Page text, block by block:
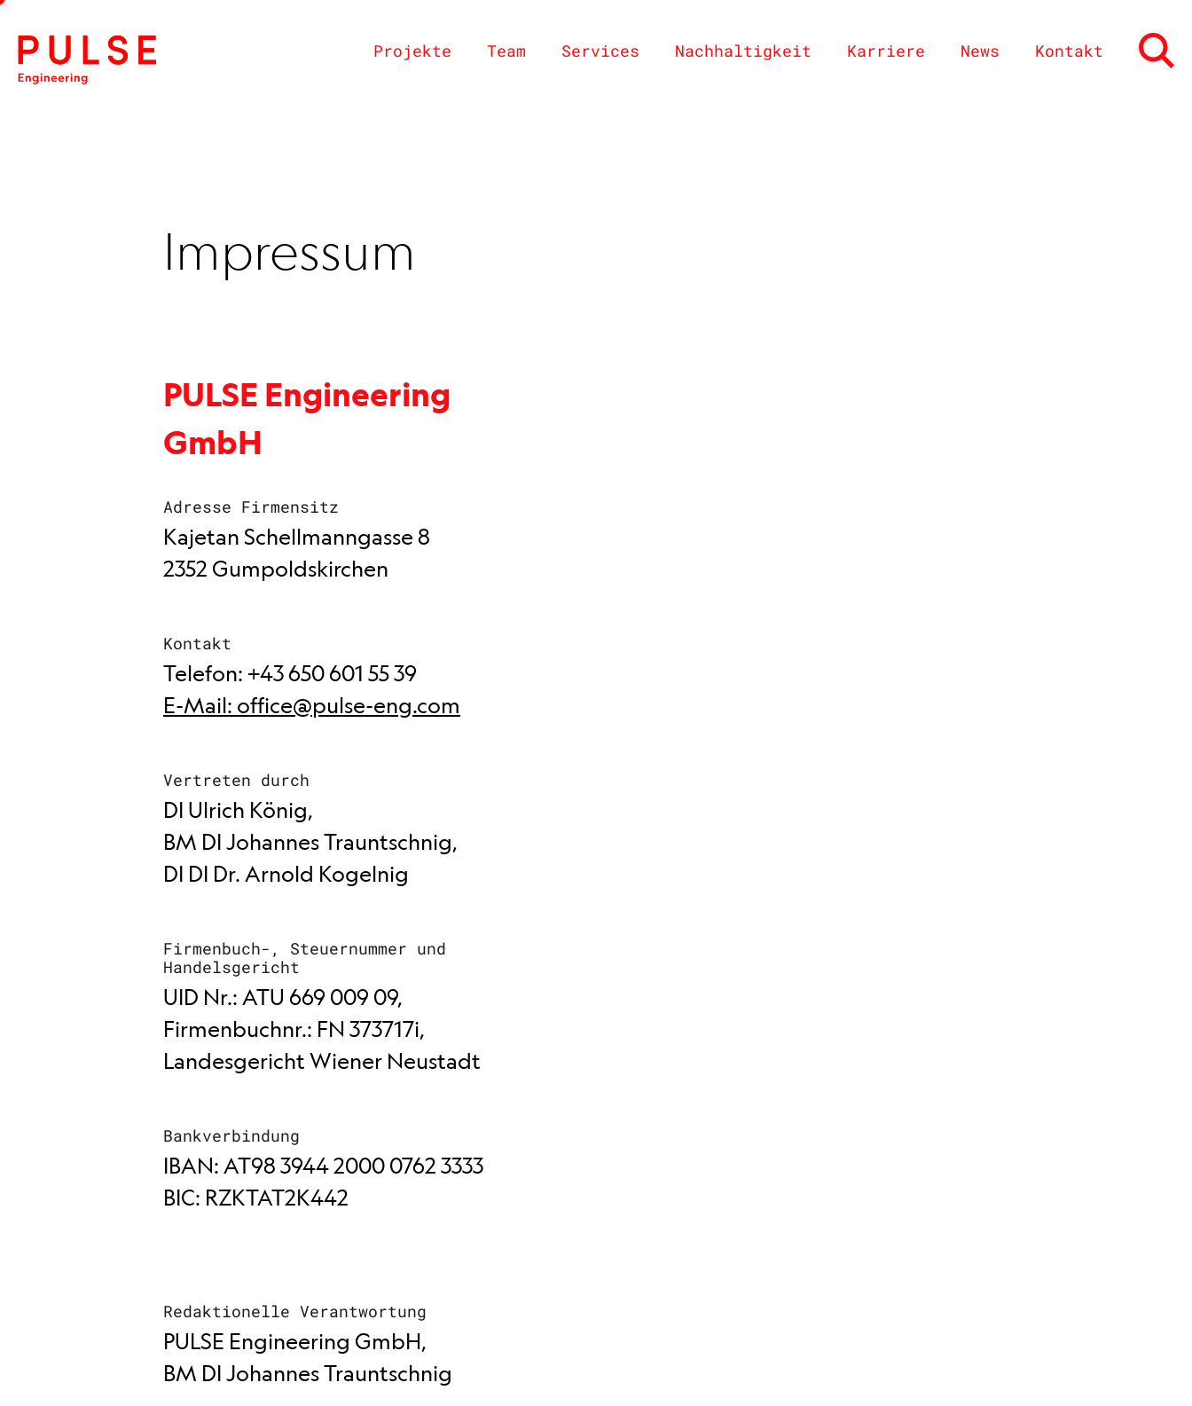
Projekte Team Services Nachhaltigkeit Karriere News Kontakt
Impressum
PULSE Engineering
GmbH
Adresse Firmensitz
Kajetan Schellmanngasse 8
2352 Gumpoldskirchen
Kontakt
Telefon: +43 650 601 55 39
E-Mail: office@pulse-eng.com
Vertreten durch
DI Ulrich König,
BM DI Johannes Trauntschnig,
DI DI Dr. Arnold Kogelnig
Firmenbuch-, Steuernummer und
Handelsgericht
UID Nr.: ATU 669 009 09,
Firmenbuchnr.: FN 373717i,
Landesgericht Wiener Neustadt
Bankverbindung
IBAN: AT98 3944 2000 0762 3333
BIC: RZKTAT2K442
Redaktionelle Verantwortung
PULSE Engineering GmbH,
BM DI Johannes Trauntschnig